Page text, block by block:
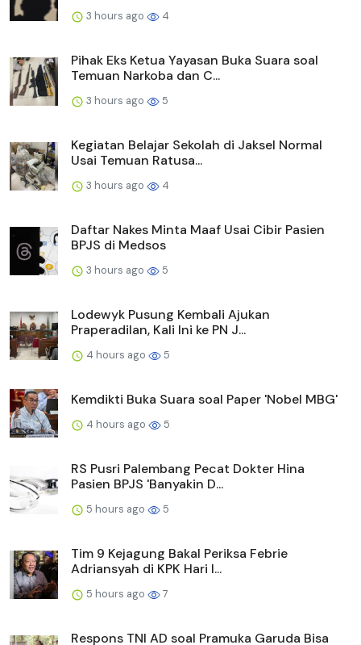
3 hours ago 4
Pihak Eks Ketua Yayasan Buka Suara soal
Temuan Narkoba dan C...
3 hours ago 5
Kegiatan Belajar Sekolah di Jaksel Normal
Usai Temuan Ratusa...
3 hours ago 4
Daftar Nakes Minta Maaf Usai Cibir Pasien
BPJS di Medsos
3 hours ago 5
Lodewyk Pusung Kembali Ajukan
Praperadilan, Kali Ini ke PN J...
4 hours ago 5
Kemdikti Buka Suara soal Paper 'Nobel MBG'
4 hours ago 5
RS Pusri Palembang Pecat Dokter Hina
Pasien BPJS 'Banyakin D...
5 hours ago 5
Tim 9 Kejagung Bakal Periksa Febrie
Adriansyah di KPK Hari I...
5 hours ago 7
Respons TNI AD soal Pramuka Garuda Bisa